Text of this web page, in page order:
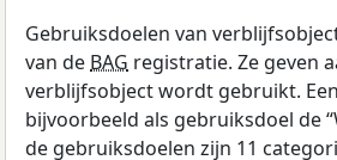
Gebruiksdoelen van
van de BAG registratie. Ze geven
verblijfsobject wordt gebruikt.
bijvoorbeeld als gebruiksdoel de
de gebruiksdoelen zijn 11